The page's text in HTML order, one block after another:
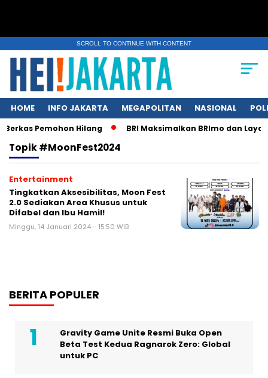
SCROLL TO CONTINUE WITH CONTENT
HOME INFO JAKARTA MEGAPOLITAN NASIONAL
Pemohon Hilang BRI Maksimalkan BRImo dan
Topik#MoonFest2024
Entertainment
Tingkatkan Aksesibilitas, Moon Fest
2.0 Sediakan Area Khusus untuk
Difabel dan Ibu Hamil!
Minggu, 14 Januari 2024 - 15:50 WIB
BERITA POPULER
Gravity Game Unite Resmi Buka Open
Beta Test Kedua Ragnarok Zero: Global
untuk PC